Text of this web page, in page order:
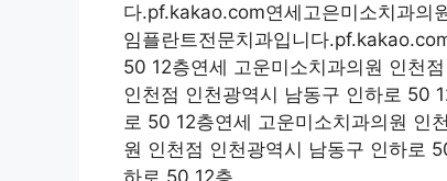
다.pf.kakao.com연세고은미소치과의
임플란트전문치과입니다
50 12층연세 고운미소치과의원 인천
인천점 인천광역시 남동구 인하로 50
로 50 12층연세 고운미소치과의원 인
원 인천점 인천광역시 남동구 인하로